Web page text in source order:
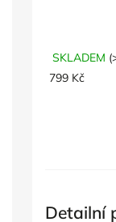
SKLADEM
799 Kč
Detailní